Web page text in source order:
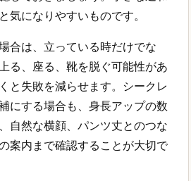
ます。ビジネス用途では、目立
あること、清潔であること、長
なりにくいことが重要です。
た目の正解だけでなく、実際に
も想定しておく必要がありま
えても、職場の照明、商談中の
き方、雨の日の使い勝手で印象
前には、普段の生活の中で本当
的に思い浮かべてください。